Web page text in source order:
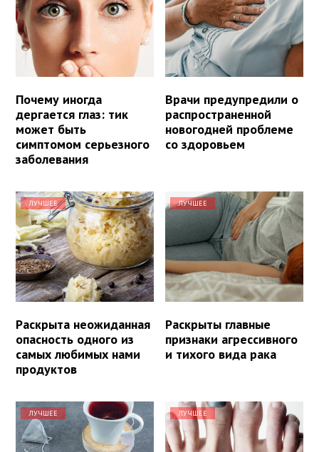
Почему иногда
дергается глаз: тик
может быть
симптомом серьезного
заболевания
Врачи предупредили о
распространенной
новогодней проблеме
со здоровьем
ЛУЧШЕЕ
Раскрыта неожиданная
опасность одного из
самых любимых нами
продуктов
ЛУЧШЕЕ
Раскрыты главные
признаки агрессивного
и тихого вида рака
ЛУЧШЕЕ ЛУЧШЕЕ